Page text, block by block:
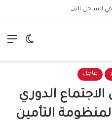
الوضع
عاجل
الدوري
التأمين